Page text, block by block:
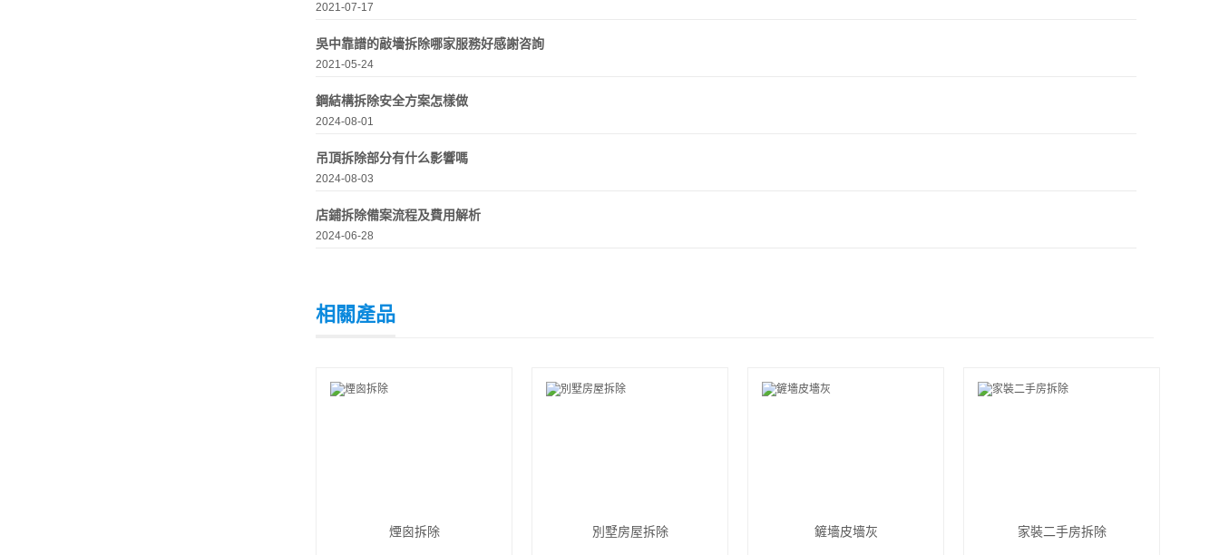
2021-07-17
吳中靠譜的敲墻拆除哪家服務好感謝咨詢
2021-05-24
鋼結構拆除安全方案怎樣做
2024-08-01
吊頂拆除部分有什么影響嗎
2024-08-03
店鋪拆除備案流程及費用解析
2024-06-28
相關產品
煙囪拆除 別墅房屋拆除 鏟墻皮墻灰 家裝二手房拆除